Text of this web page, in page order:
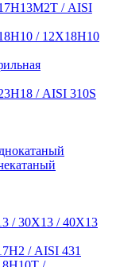
/ AISI
/ 12Х18Н10
/ AISI 310S
/ 30Х13 / 40Х13
/ AISI 431